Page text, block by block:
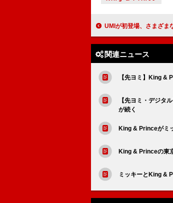
UMIが初登場、さまざまな別れや思いをつづっ
関連ニュース
【先ヨミ】King &
【先ヨミ・デジタ
が続く
King & Princeがミ
King & Princeの東
ミッキーとKing &